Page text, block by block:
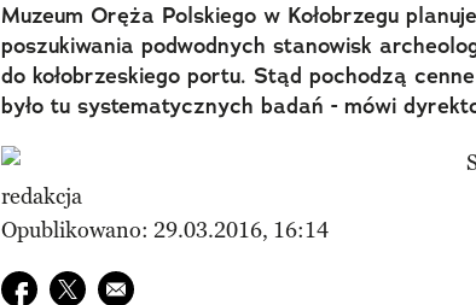
Muzeum Oręża Polskiego w Kołobrzegu
poszukiwania podwodnych stanowisk
do kołobrzeskiego portu. Stąd pochodzą
było tu systematycznych badań - mówi
redakcja
Opublikowano: 29.03.2016, 16:14
Udostępnij na facebook
Udostępnij na twitter
E-mail do przyjaciela